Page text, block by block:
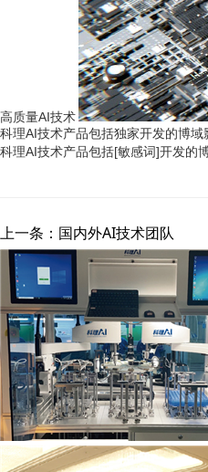
高质量AI技术
科理AI技术产品包括独家开发的博
科理AI技术产品包括[敏感词]开发的
上一条：国内外AI技术团队